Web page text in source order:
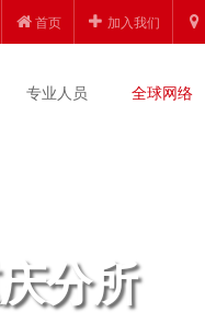
首页 加入我们
专业人员 全球网络
分所